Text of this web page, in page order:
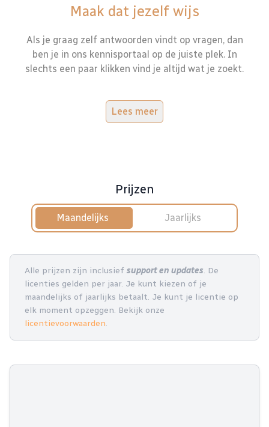
Maak dat jezelf wijs
Als je graag zelf antwoorden vindt op vragen, dan
ben je in ons kennisportaal op de juiste plek. In
slechts een paar klikken vind je altijd wat je zoekt.
Lees meer
Prijzen
Maandelijks Jaarlijks
Alle prijzen zijn inclusief support en updates. De
licenties gelden per jaar. Je kunt kiezen of je
maandelijks of jaarlijks betaalt. Je kunt je licentie op
elk moment opzeggen. Bekijk onze
licentievoorwaarden.